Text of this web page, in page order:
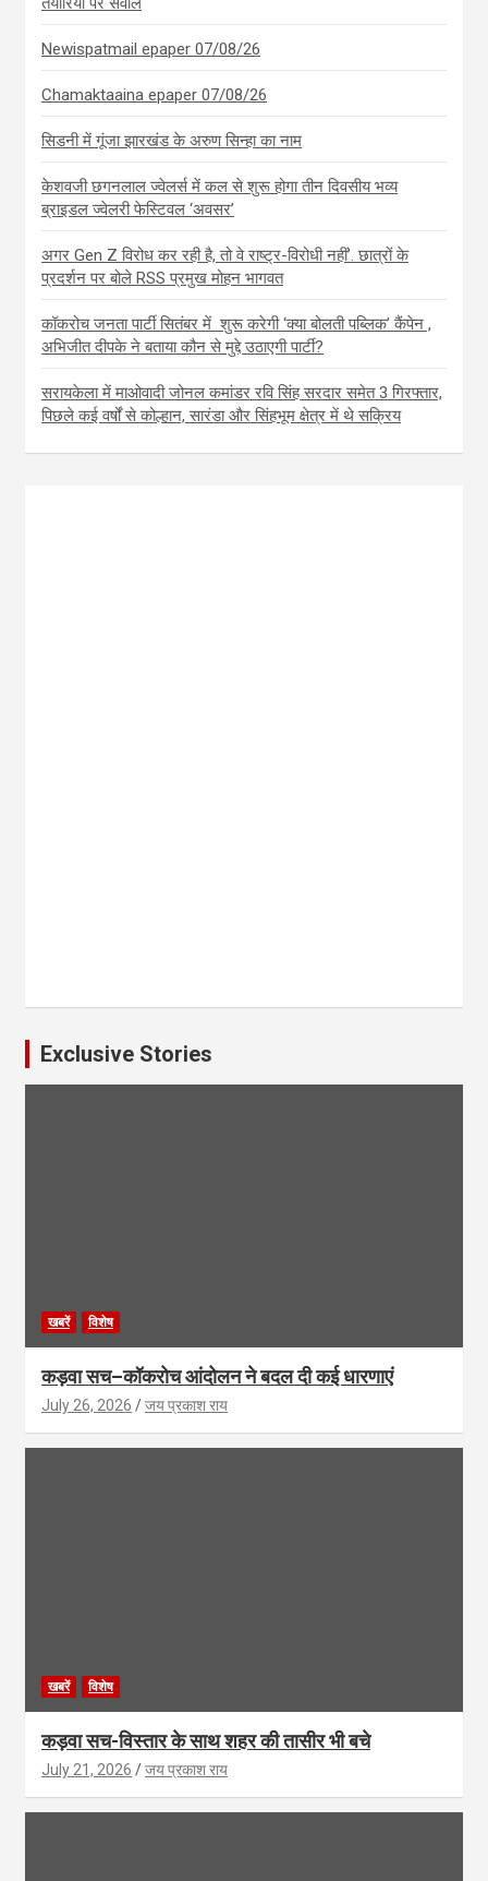
Newispatmail epaper 07/08/26
Chamaktaaina epaper 07/08/26
सिडनी में गूंजा झारखंड के अरुण सिन्हा का नाम
केशवजी छगनलाल ज्वेलर्स में कल से शुरू होगा तीन दिवसीय भव्य
ब्राइडल ज्वेलरी फेस्टिवल ‘अवसर’
अगर Gen Z विरोध कर रही है, तो वे राष्ट्र-विरोधी नहीं’. छात्रों के
प्रदर्शन पर बोले RSS प्रमुख मोहन भागवत
कॉकरोच जनता पार्टी सितंबर में शुरू करेगी ‘क्या बोलती पब्लिक’ कैंपेन ,
अभिजीत दीपके ने बताया कौन से मुद्दे उठाएगी पार्टी?
सरायकेला में माओवादी जोनल कमांडर रवि सिंह सरदार समेत 3 गिरफ्तार,
पिछले कई वर्षों से कोल्हान, सारंडा और सिंहभूम क्षेत्र में थे सक्रिय
Exclusive Stories
खबरें विशेष
कड़वा सच–कॉकरोच आंदोलन ने बदल दी कई धारणाएं
July 26, 2026 जय प्रकाश राय
खबरें विशेष
कड़वा सच-विस्तार के साथ शहर की तासीर भी बचे
July 21, 2026 जय प्रकाश राय